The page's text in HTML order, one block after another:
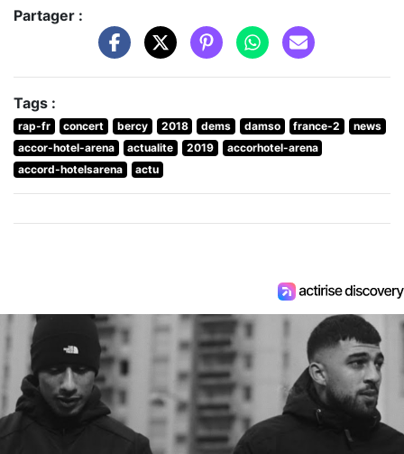
Partager :
Tags :
rap-fr concert bercy 2018 dems damso france-2
news
accor-hotel-arena
actualite 2019
accorhotel-arena
accord-hotelsarena
actu